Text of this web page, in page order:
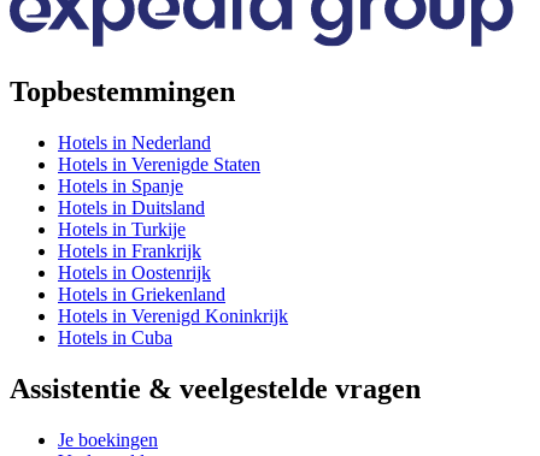
Topbestemmingen
Hotels in Nederland
Hotels in Verenigde Staten
Hotels in Spanje
Hotels in Duitsland
Hotels in Turkije
Hotels in Frankrijk
Hotels in Oostenrijk
Hotels in Griekenland
Hotels in Verenigd Koninkrijk
Hotels in Cuba
Assistentie & veelgestelde vragen
Je boekingen